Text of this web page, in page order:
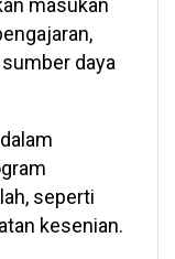
daya
seperti
kesenian.